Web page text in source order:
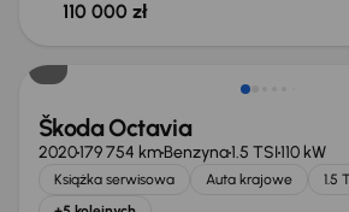
110 000 zł
Škoda Octavia
2020179 754 kmBenzyna1.5 TSI110 kW
Książka serwisowa Auta krajowe 1.5